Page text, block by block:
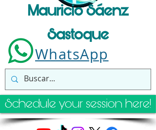
Mauricio Sáenz
Sastoque
WhatsApp
Schedule your session here!